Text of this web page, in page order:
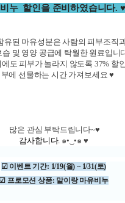
누 할인을 준비하였습니다. ♥
유된 마유성분은 사람의 피부조직
습 및 영양 공급에 탁월한 원료입니
도 피부가 놀라지 않도록 37% 할
에 선물하는 시간 가져보세요 ♥
많은 관심 부탁드립니다~♥
감사합니다. ๑•‿•๑ ♥
☑ 이벤트 기간: 1/19(월) ~ 1/31(토)
☑ 프로모션 상품: 말이랑 마유비누